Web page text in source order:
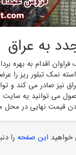
به عراق
اقدام به بهره
نمک تبلور ریز را
صادر می کند و
می توانید یه سایت
قیمت نهایی در محل
خواهید این صفحه را